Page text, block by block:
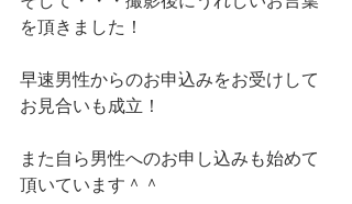
を頂きました！
早速男性からのお申込みをお受けして
お見合いも成立！
また自ら男性へのお申し込みも始めて
頂いています＾＾